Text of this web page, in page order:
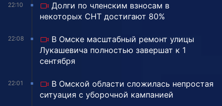
22:10
Долги по членским взносам в
некоторых СНТ достигают 80%
22:08
В Омске масштабный ремонт улицы
Лукашевича полностью завершат к 1
сентября
22:01
В Омской области сложилась непростая
ситуация с уборочной кампанией